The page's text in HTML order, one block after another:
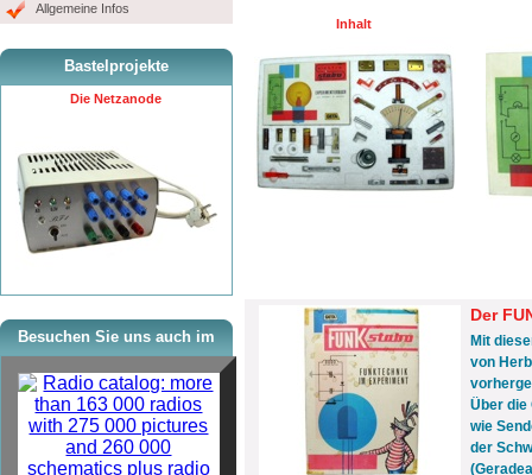
Allgemeine Infos
Bastelprojekte
Die Netzanode
Besuchen Sie uns auch im
Inhalt
Der
Mit
von
Über die
wie
der